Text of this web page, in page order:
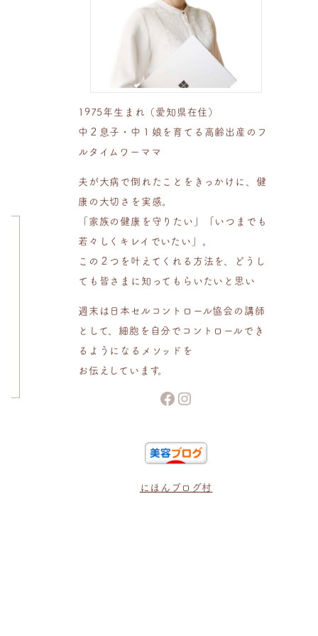
1975年生まれ（愛知県在住）
中２息子・中１娘を育てる高齢出産のフ
ルタイムワーママ
夫が大病で倒れたことをきっかけに、健
康の大切さを実感。
「家族の健康を守りたい」「いつまでも
若々しくキレイでいたい」。
この２つを叶えてくれる方法を、どうし
ても皆さまに知ってもらいたいと思い
週末は日本セルコントロール協会の講師
として、細胞を自分でコントロールでき
るようになるメソッドを
お伝えしています。
Facebook
Instagram
にほんブログ村